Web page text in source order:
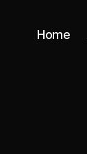
Home